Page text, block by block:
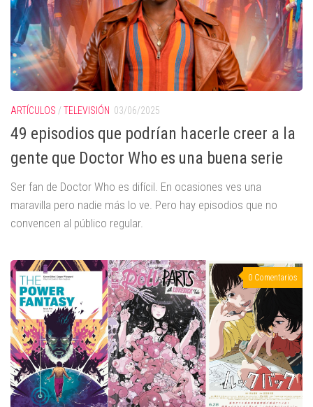
ARTÍCULOS / TELEVISIÓN 03/06/2025
49 episodios que podrían hacerle creer a la
gente que Doctor Who es una buena serie
Ser fan de Doctor Who es difícil. En ocasiones ves una
maravilla pero nadie más lo ve. Pero hay episodios que no
convencen al público regular.
0 Comentarios